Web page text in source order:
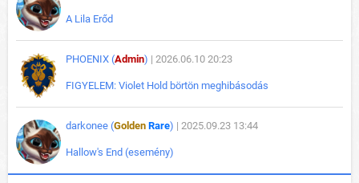
A Lila Erőd
PHOENIX (Admin) | 2026.06.10 20:23
FIGYELEM: Violet Hold börtön meghibásodás
darkonee (Golden Rare) | 2025.09.23 13:44
Hallow's End (esemény)